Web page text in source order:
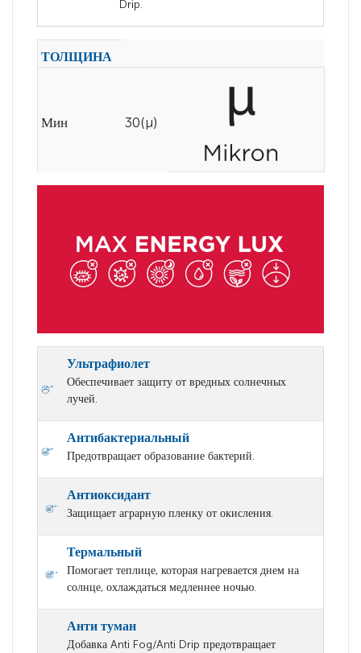
Drip.
ТОЛЩИНА
Мин 30(µ)
Ультрафиолет
Обеспечивает защиту от вредных солнечных
лучей.
Антибактериальный
Предотвращает образование бактерий.
Антиоксидант
Защищает аграрную пленку от окисления.
Термальный
Помогает теплице, которая нагревается днем на
солнце, охлаждаться медленнее ночью.
Анти туман
Добавка Anti Fog/Anti Drip предотвращает